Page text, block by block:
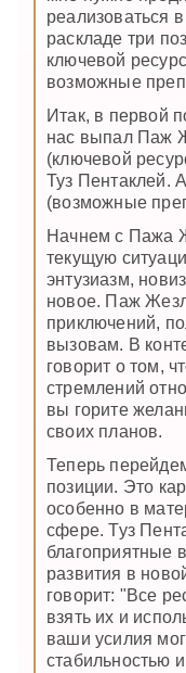
реализоваться
раскладе три
ключевой
возможные
Итак, в первой
нас выпал Паж
(ключевой
Туз Пентаклей.
(возможные
Начнем с Пажа
текущую
энтузиазм,
новое. Паж
приключений,
вызовам. В
говорит о том,
стремлений
вы горите
своих планов.
Теперь
позиции. Это
особенно в
сфере. Туз
благоприятные
развития в
говорит: "Все
взять их и
ваши усилия
стабильностью